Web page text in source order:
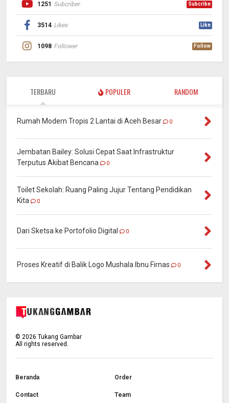
1251 Subcriber Subcribe
3514 Likes Like
1098 Follower Follow
TERBARU POPULER RANDOM
Rumah Modern Tropis 2 Lantai di Aceh Besar 0
Jembatan Bailey: Solusi Cepat Saat Infrastruktur
Terputus Akibat Bencana
0
Toilet Sekolah: Ruang Paling Jujur Tentang Pendidikan
Kita
0
Dari Sketsa ke Portofolio Digital 0
Proses Kreatif di Balik Logo Mushala Ibnu Firnas 0
©2026 Tukang Gambar
All rights reserved.
Beranda Order
Contact Team